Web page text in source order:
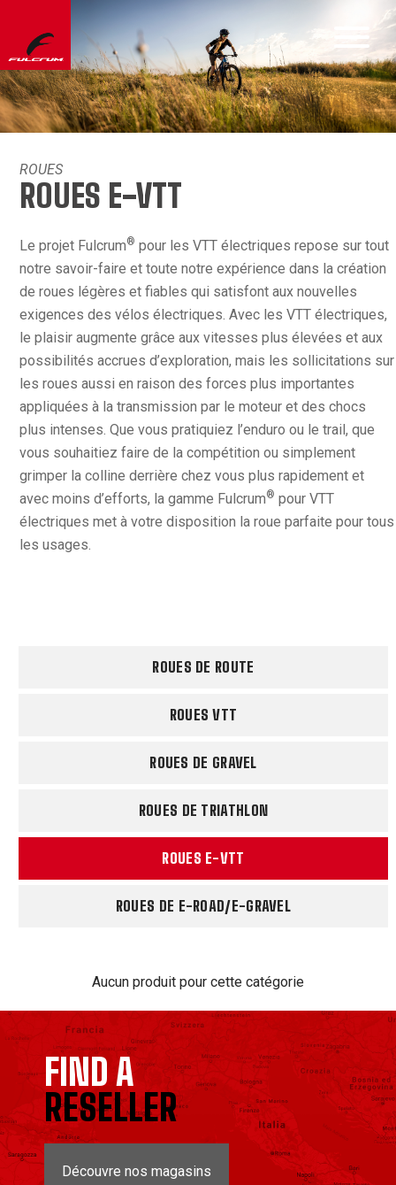
ROUES
ROUES E-VTT
Le projet Fulcrum® pour les VTT électriques repose sur tout
notre savoir-faire et toute notre expérience dans la création
de roues légères et fiables qui satisfont aux nouvelles
exigences des vélos électriques. Avec les VTT électriques,
le plaisir augmente grâce aux vitesses plus élevées et aux
possibilités accrues d’exploration, mais les sollicitations sur
les roues aussi en raison des forces plus importantes
appliquées à la transmission par le moteur et des chocs
plus intenses. Que vous pratiquiez l’enduro ou le trail, que
vous souhaitiez faire de la compétition ou simplement
grimper la colline derrière chez vous plus rapidement et
avec moins d’efforts, la gamme Fulcrum® pour VTT
électriques met à votre disposition la roue parfaite pour tous
les usages.
ROUES DE ROUTE
ROUES VTT
ROUES DE GRAVEL
ROUES DE TRIATHLON
ROUES E-VTT
ROUES DE E-ROAD/E-GRAVEL
Aucun produit pour cette catégorie
FIND A
RESELLER
Découvre nos magasins